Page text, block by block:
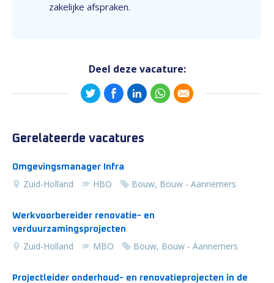
zakelijke afspraken.
Deel deze vacature:
Gerelateerde vacatures
Omgevingsmanager Infra
Zuid-Holland HBO Bouw, Bouw - Aannemers
Werkvoorbereider renovatie- en
verduurzamingsprojecten
Zuid-Holland MBO Bouw, Bouw - Aannemers
Projectleider onderhoud- en renovatieprojecten in de